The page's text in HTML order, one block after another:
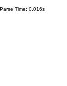
Parse Time: 0.016s